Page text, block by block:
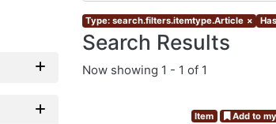
Type: search.filters.itemtype.Article ×
Search Results
Now showing 1 - 1 of 1
Item Add to